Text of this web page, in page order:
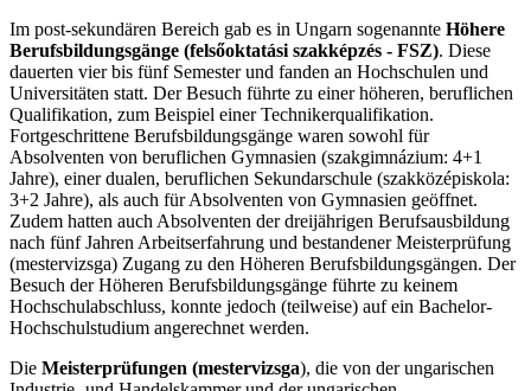
Im post-sekundären Bereich gab es in Ungarn sogenannte Höhere
Berufsbildungsgänge (felsőoktatási szakképzés - FSZ). Diese
dauerten vier bis fünf Semester und fanden an Hochschulen und
Universitäten statt. Der Besuch führte zu einer höheren, beruflichen
Qualifikation, zum Beispiel einer Technikerqualifikation.
Fortgeschrittene Berufsbildungsgänge waren sowohl für
Absolventen von beruflichen Gymnasien (szakgimnázium: 4+1
Jahre), einer dualen, beruflichen Sekundarschule (szakközépiskola:
3+2 Jahre), als auch für Absolventen von Gymnasien geöffnet.
Zudem hatten auch Absolventen der dreijährigen Berufsausbildung
nach fünf Jahren Arbeitserfahrung und bestandener Meisterprüfung
(mestervizsga) Zugang zu den Höheren Berufsbildungsgängen. Der
Besuch der Höheren Berufsbildungsgänge führte zu keinem
Hochschulabschluss, konnte jedoch (teilweise) auf ein Bachelor-
Hochschulstudium angerechnet werden.
Die Meisterprüfungen (mestervizsga), die von der ungarischen